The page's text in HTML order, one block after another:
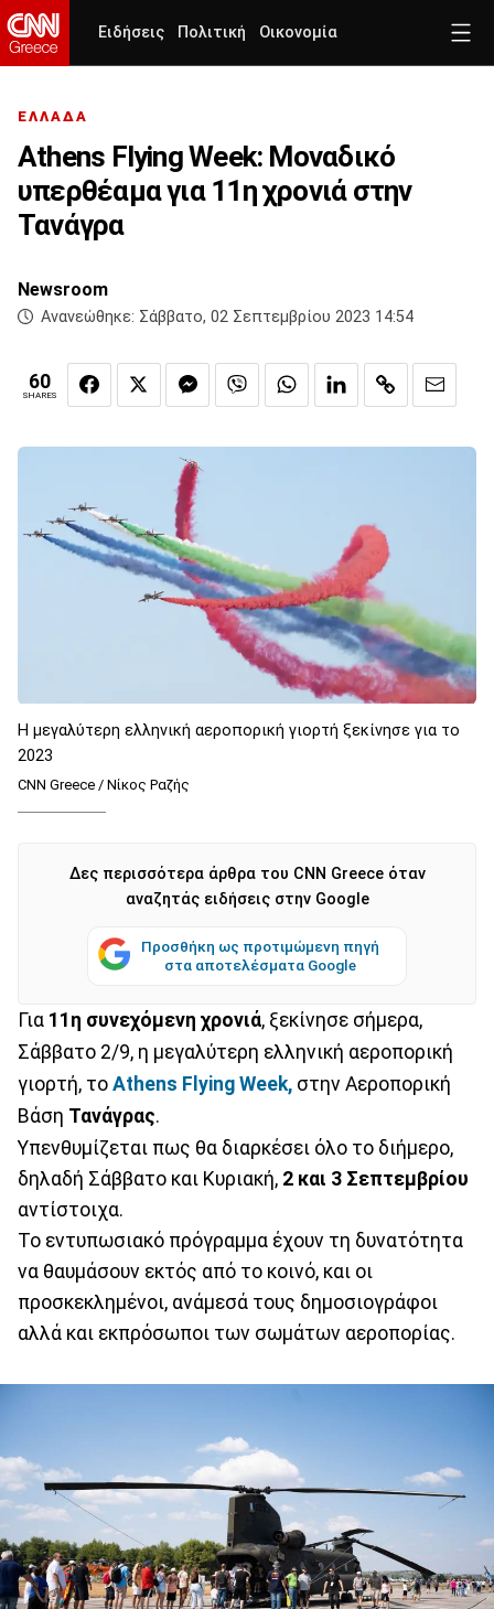
Ειδήσεις Πολιτική Οικονομία
ΕΛΛΑΔΑ
Athens Flying Week: Μοναδικό
υπερθέαμα για 11η χρονιά στην
Τανάγρα
Newsroom
Ανανεώθηκε: Σάββατο, 02 Σεπτεμβρίου 2023 14:54
60
SHARES
Η μεγαλύτερη ελληνική αεροπορική γιορτή ξεκίνησε για το
2023
CNN Greece / Νίκος Ραζής
Δες περισσότερα άρθρα του CNN Greece όταν
αναζητάς ειδήσεις στην Google
Προσθήκη ως προτιμώμενη πηγή
στα αποτελέσματα Google
Για 11η συνεχόμενη χρονιά, ξεκίνησε σήμερα,
Σάββατο 2/9, η μεγαλύτερη ελληνική αεροπορική
γιορτή, το Athens Flying Week, στην Αεροπορική
Βάση Τανάγρας.
Υπενθυμίζεται πως θα διαρκέσει όλο το διήμερο,
δηλαδή Σάββατο και Κυριακή, 2 και 3 Σεπτεμβρίου
αντίστοιχα.
Το εντυπωσιακό πρόγραμμα έχουν τη δυνατότητα
να θαυμάσουν εκτός από το κοινό, και οι
προσκεκλημένοι, ανάμεσά τους δημοσιογράφοι
αλλά και εκπρόσωποι των σωμάτων αεροπορίας.